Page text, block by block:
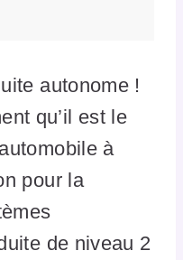
autonome !
qu’il est le
à
pour la
de niveau 2